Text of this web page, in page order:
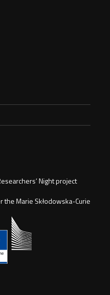
Night project
the Marie Skłodowska-Curie